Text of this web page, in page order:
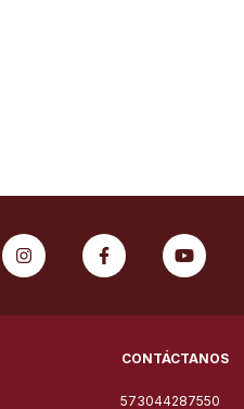
CONTÁCTANOS
573044287550